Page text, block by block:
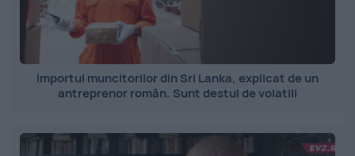
Importul muncitorilor din Sri Lanka, explicat de un
antreprenor român. Sunt destul de volatili